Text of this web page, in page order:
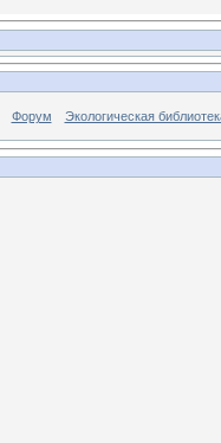
Форум Экологическая